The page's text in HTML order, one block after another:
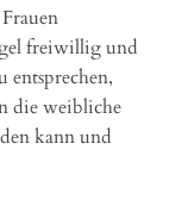
freiwillig und
entsprechen,
die weibliche
kann und